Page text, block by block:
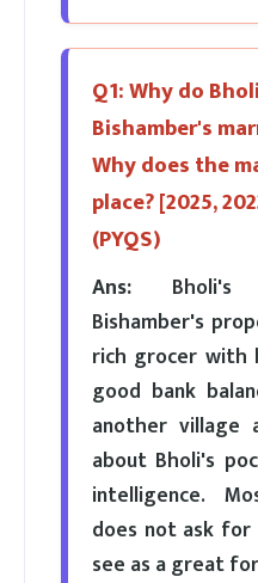
Q1: Why do
Bishamber's
Why does the
place? [2025,
(PYQS)
Ans: Bholi's
Bishamber's
rich grocer with
good bank
another village
about Bholi's
intelligence.
does not ask
see as a great